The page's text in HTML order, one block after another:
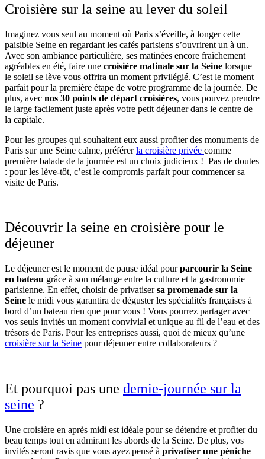
Croisière sur la seine au lever du soleil
Imaginez vous seul au moment où Paris s’éveille, à longer cette
paisible Seine en regardant les cafés parisiens s’ouvrirent un à un.
Avec son ambiance particulière, ses matinées encore fraîchement
agréables en été, faire une croisière matinale sur la Seine lorsque
le soleil se lève vous offrira un moment privilégié. C’est le moment
parfait pour la première étape de votre programme de la journée. De
plus, avec nos 30 points de départ croisières, vous pouvez prendre
le large facilement juste après votre petit déjeuner dans le centre de
la capitale.
Pour les groupes qui souhaitent eux aussi profiter des monuments de
Paris sur une Seine calme, préférerla croisière privée comme
première balade de la journée est un choix judicieux ! Pas de doutes
: pour les lève-tôt, c’est le compromis parfait pour commencer sa
visite de Paris.
Découvrir la seine en croisière pour le
déjeuner
Le déjeuner est le moment de pause idéal pourparcourir la Seine
en bateau grâce à son mélange entre la culture et la gastronomie
parisienne. En effet, choisir de privatisersa promenade sur la
Seine le midi vous garantira de déguster les spécialités françaises à
bord d’un bateau rien que pour vous ! Vous pourrez partager avec
vos seuls invités un moment convivial et unique au fil de l’eau et des
trésors de Paris. Pour les entreprises aussi, quoi de mieux qu’une
croisière sur la Seine pour déjeuner entre collaborateurs ?
Et pourquoi pas une demie-journée sur la
seine ?
Une croisière en après midi est idéale pour se détendre et profiter du
beau temps tout en admirant les abords de la Seine. De plus, vos
invités seront ravis que vous ayez pensé à privatiser une péniche